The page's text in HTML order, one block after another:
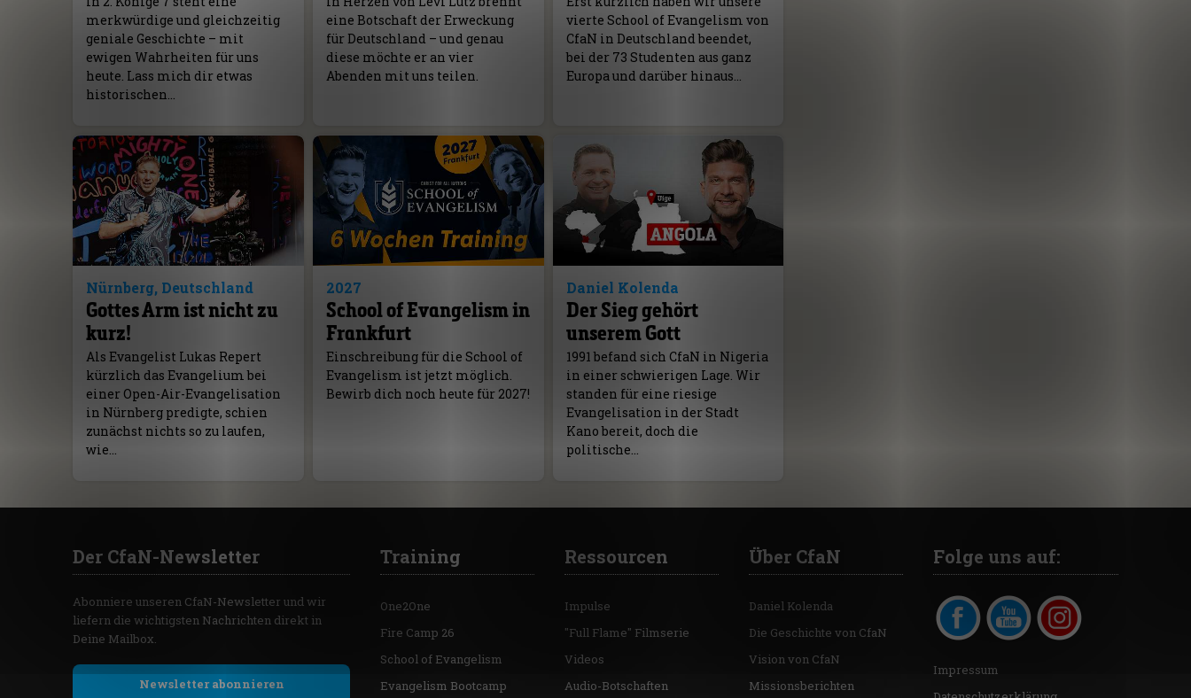
merkwürdige und gleichzeitig
geniale Geschichte – mit
ewigen Wahrheiten für uns
heute. Lass mich dir etwas
historischen…
eine Botschaft der Erweckung
für Deutschland – und genau
diese möchte er an vier
Abenden mit uns teilen.
vierte School of Evangelism von
CfaN in Deutschland beendet,
bei der 73 Studenten aus ganz
Europa und darüber hinaus…
Nürnberg, Deutschland
Gottes Arm ist nicht zu
kurz!
Als Evangelist Lukas Repert
kürzlich das Evangelium bei
einer Open-Air-Evangelisation
in Nürnberg predigte, schien
zunächst nichts so zu laufen,
wie…
2027
School of Evangelism in
Frankfurt
Einschreibung für die School of
Evangelism ist jetzt möglich.
Bewirb dich noch heute für 2027!
Daniel Kolenda
Der Sieg gehört
unserem Gott
1991 befand sich CfaN in Nigeria
in einer schwierigen Lage. Wir
standen für eine riesige
Evangelisation in der Stadt
Kano bereit, doch die
politische…
Training
One2One
Fire Camp 26
School of Evangelism
Evangelism Bootcamp
Ressourcen
Impulse
"Full Flame" Filmserie
Videos
Audio-Botschaften
Über CfaN
Daniel Kolenda
Die Geschichte von CfaN
Vision von CfaN
Missionsberichten
Folge uns auf:
Impressum
Der CfaN-Newsletter
Abonniere unseren CfaN-Newsletter und wir
liefern die wichtigsten Nachrichten direkt in
Deine Mailbox.
Newsletter abonnieren